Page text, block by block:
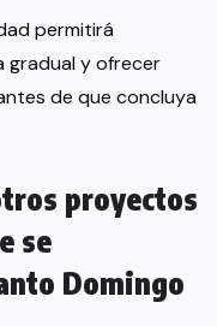
permitirá
gradual y ofrecer
de que concluya
proyectos
se
Domingo